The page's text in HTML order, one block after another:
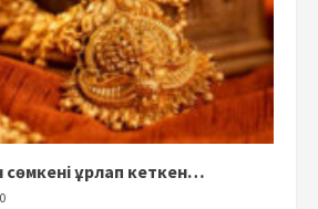
ұрлап кеткен…